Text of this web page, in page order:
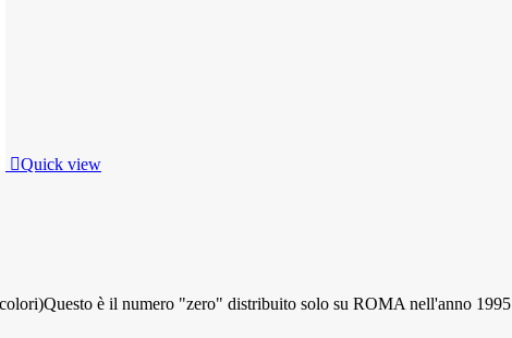
Quick view
è il numero "zero" distribuito solo su ROMA nell'anno 1995